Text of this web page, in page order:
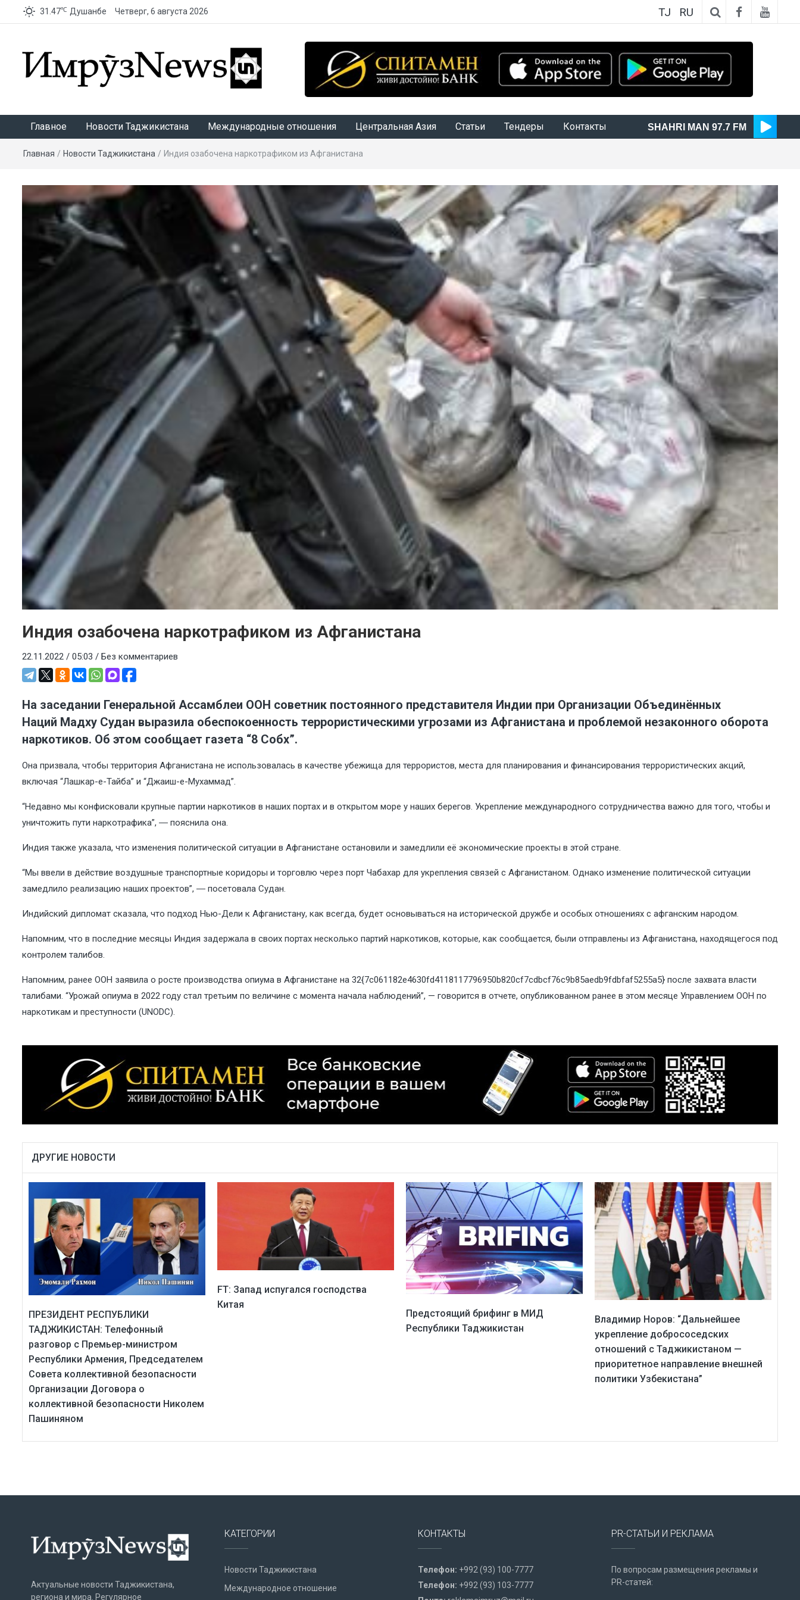
31.47℃ Душанбе Четверг, 6 августа 2026 TJ RU
Главное Новости Таджикистана Международные отношения Центральная Азия Статьи Тендеры Контакты SHAHRI MAN 97.7 FM
Главная / Новости Таджикистана / Индия озабочена наркотрафиком из Афганистана
Индия озабочена наркотрафиком из Афганистана
22.11.2022 / 05:03 / Без комментариев
На заседании Генеральной Ассамблеи ООН советник постоянного представителя Индии при Организации Объединённых
Наций Мадху Судан выразила обеспокоенность террористическими угрозами из Афганистана и проблемой незаконного оборота
наркотиков. Об этом сообщает газета “8 Собх”.
Она призвала, чтобы территория Афганистана не использовалась в качестве убежища для террористов, места для планирования и финансирования террористических акций,
включая “Лашкар-е-Тайба” и “Джаиш-е-Мухаммад”.
“Недавно мы конфисковали крупные партии наркотиков в наших портах и в открытом море у наших берегов. Укрепление международного сотрудничества важно для того, чтобы и
уничтожить пути наркотрафика”, ― пояснила она.
Индия также указала, что изменения политической ситуации в Афганистане остановили и замедлили её экономические проекты в этой стране.
“Мы ввели в действие воздушные транспортные коридоры и торговлю через порт Чабахар для укрепления связей с Афганистаном. Однако изменение политической ситуации
замедлило реализацию наших проектов”, ― посетовала Судан.
Индийский дипломат сказала, что подход Нью-Дели к Афганистану, как всегда, будет основываться на исторической дружбе и особых отношениях с афганским народом.
Напомним, что в последние месяцы Индия задержала в своих портах несколько партий наркотиков, которые, как сообщается, были отправлены из Афганистана, находящегося под
контролем талибов.
Напомним, ранее ООН заявила о росте производства опиума в Афганистане на 32{7c061182e4630fd4118117796950b820cf7cdbcf76c9b85aedb9fdbfaf5255a5} после захвата власти
талибами. “Урожай опиума в 2022 году стал третьим по величине с момента начала наблюдений”, — говорится в отчете, опубликованном ранее в этом месяце Управлением ООН по
наркотикам и преступности (UNODC).
ДРУГИЕ НОВОСТИ
ПРЕЗИДЕНТ РЕСПУБЛИКИ
ТАДЖИКИСТАН: Телефонный
разговор с Премьер-министром
Республики Армения, Председателем
Совета коллективной безопасности
Организации Договора о
коллективной безопасности Николем
Пашиняном
FT: Запад испугался господства
Китая
Предстоящий брифинг в МИД
Республики Таджикистан
Владимир Норов: “Дальнейшее
укрепление добрососедских
отношений с Таджикистаном —
приоритетное направление внешней
политики Узбекистана”
Актуальные новости Таджикистана,
региона и мира. Регулярное
КАТЕГОРИИ
Новости Таджикистана
Международное отношение
КОНТАКТЫ
Телефон: +992 (93) 100-7777
Телефон: +992 (93) 103-7777
PR-СТАТЬИ И РЕКЛАМА
По вопросам размещения рекламы и
PR-статей: